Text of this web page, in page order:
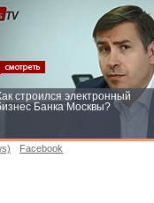
строился электронный
Банка Москвы?
Facebook